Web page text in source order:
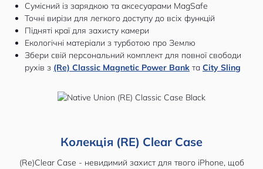
Сумісний із зарядкою та аксесуарами MagSafe
Точні вирізи для легкого доступу до всіх функцій
Підняті краї для захисту камери
Екологічні матеріали з турботою про Землю
Збери свій персональний комплект для повної свободи
рухів з (Re) Classic Magnetic Power Bank та City Sling
Колекція (RE) Clear Case
(Re)Clear Case - невидимий захист для твого iPhone, щоб